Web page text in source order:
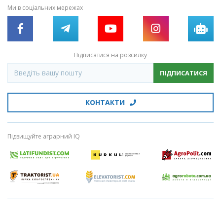
Ми в соціальних мережах
Підписатися на розсилку
ПІДПИСАТИСЯ
КОНТАКТИ
Підвищуйте аграрний IQ